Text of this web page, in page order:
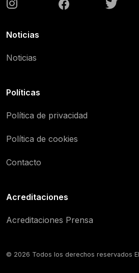
Noticias
Noticias
Políticas
Política de privacidad
Política de cookies
Contacto
Acreditaciones
Acreditaciones Prensa
© 2026 Todos los derechos reservados